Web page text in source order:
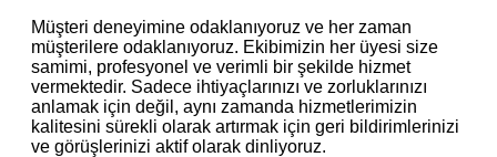
Müşteri deneyimine odaklanıyoruz ve her zaman
müşterilere odaklanıyoruz. Ekibimizin her üyesi size
samimi, profesyonel ve verimli bir şekilde hizmet
vermektedir. Sadece ihtiyaçlarınızı ve zorluklarınızı
anlamak için değil, aynı zamanda hizmetlerimizin
kalitesini sürekli olarak artırmak için geri bildirimlerinizi
ve görüşlerinizi aktif olarak dinliyoruz.